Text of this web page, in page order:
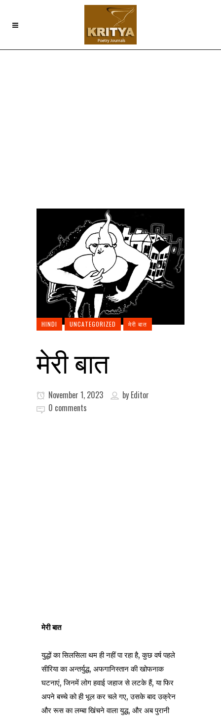
HINDI UNCATEGORIZED मेरी बात
मेरी बात
November 1, 2023 by Editor
0 comments
मेरी बात
युद्धों का सिलसिला थम ही नहीं पा रहा है, कुछ वर्ष पहले
सीरिया का अन्तर्युद्ध, अफगानिस्तान की खोफनाक
घटनाएं, जिनमें लोग हवाई जहाज से लटके हैं, या फिर
अपने बच्चे को ही भूल कर चले गए, उसके बाद उक्रेन
और रूस का लम्बा खिंचने वाला युद्ध, और अब पुरानी